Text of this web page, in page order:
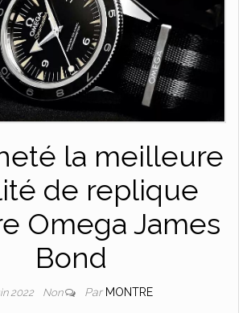
la meilleure
de replique
Omega James
Bond
2022 Non Par MONTRE